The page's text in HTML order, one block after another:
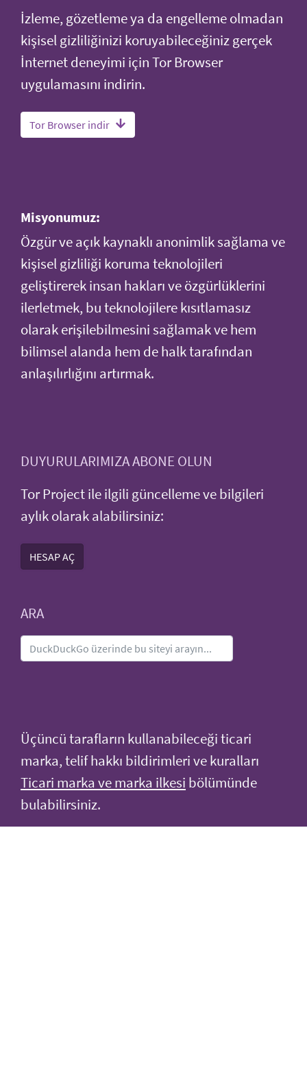
İzleme, gözetleme ya da engelleme olmadan
kişisel gizliliğinizi koruyabileceğiniz gerçek
İnternet deneyimi için Tor Browser
uygulamasını indirin.
Tor Browser indir
Misyonumuz:
Özgür ve açık kaynaklı anonimlik sağlama ve
kişisel gizliliği koruma teknolojileri
geliştirerek insan hakları ve özgürlüklerini
ilerletmek, bu teknolojilere kısıtlamasız
olarak erişilebilmesini sağlamak ve hem
bilimsel alanda hem de halk tarafından
anlaşılırlığını artırmak.
DUYURULARIMIZA ABONE OLUN
Tor Project ile ilgili güncelleme ve bilgileri
aylık olarak alabilirsiniz:
HESAP AÇ
ARA
Üçüncü tarafların kullanabileceği ticari
marka, telif hakkı bildirimleri ve kuralları
Ticari marka ve marka ilkesi bölümünde
bulabilirsiniz.